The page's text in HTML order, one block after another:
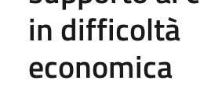
in difficoltà
economica